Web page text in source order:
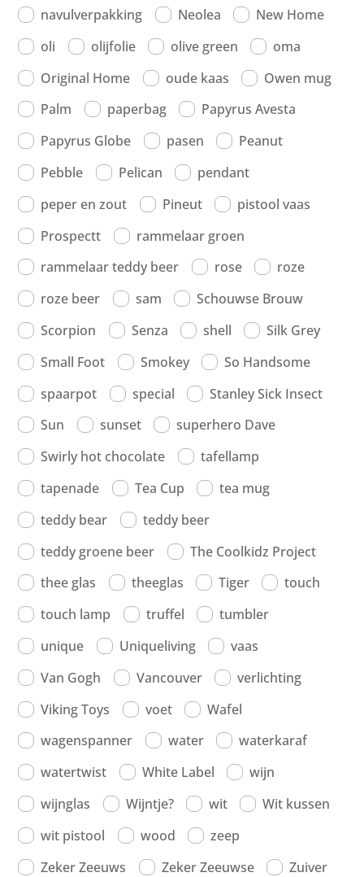
navulverpakking Neolea
New Home
oli
olijfolie olive green
oma
Original Home
oude kaas
Owen mug
Palm
paperbag
Papyrus Avesta
Papyrus Globe
pasen
Peanut
Pebble
Pelican
pendant
peper en zout
Pineut
pistool vaas
Prospectt
rammelaar groen
rammelaar teddy beer
rose
roze
roze beer
sam
Schouwse Brouw
Scorpion
Senza shell
Silk Grey
Small Foot
Smokey
So Handsome
spaarpot
special
Stanley Sick Insect
Sun
sunset
superhero Dave
Swirly hot chocolate
tafellamp
tapenade
Tea Cup
tea mug
teddy bear
teddy beer
teddy groene beer
The Coolkidz Project
thee glas
theeglas Tiger
touch
touch lamp
truffel
tumbler
unique
Uniqueliving
vaas
Van Gogh
Vancouver
verlichting
Viking Toys
voet
Wafel
wagenspanner
water
waterkaraf
watertwist
White Label
wijn
wijnglas
Wijntje? wit
Wit kussen
wit pistool
wood
zeep
Zeker Zeeuws
Zeker Zeeuwse
Zuiver